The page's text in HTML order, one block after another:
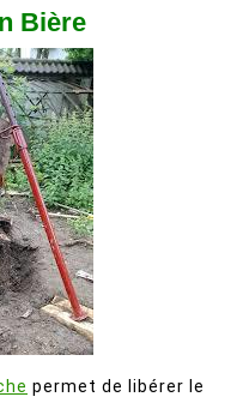
Bière
permet de libérer le